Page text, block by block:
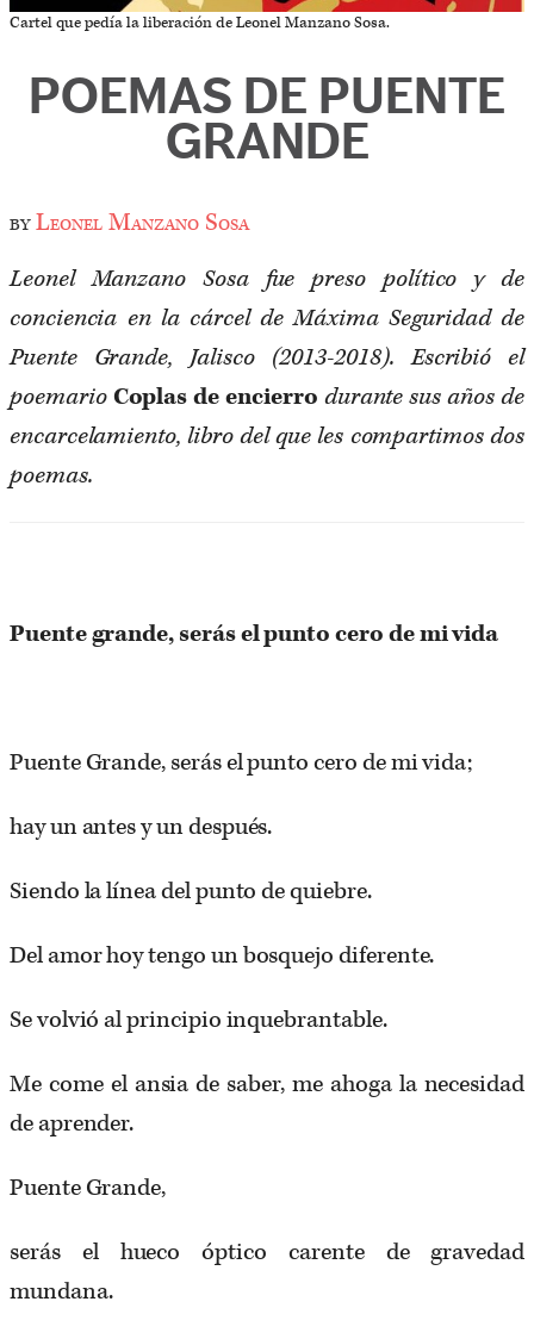
Cartel que pedía la liberación de Leonel Manzano Sosa.
POEMAS DE PUENTE
GRANDE
byLeonel Manzano Sosa
Leonel Manzano Sosa fue preso político y de
conciencia en la cárcel de Máxima Seguridad de
Puente Grande, Jalisco (2013-2018). Escribió el
poemarioCoplas de encierro durante sus años de
encarcelamiento, libro del que les compartimos dos
poemas.
Puente grande, serás el punto cero de mi vida
Puente Grande, serás el punto cero de mi vida;
hay un antes y un después.
Siendo la línea del punto de quiebre.
Del amor hoy tengo un bosquejo diferente.
Se volvió al principio inquebrantable.
Me come el ansia de saber, me ahoga la necesidad
de aprender.
Puente Grande,
serás el hueco óptico carente de gravedad
mundana.